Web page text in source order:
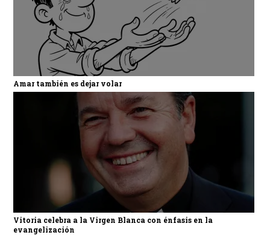
Amar también es dejar volar
Vitoria celebra a la Virgen Blanca con énfasis en la
evangelización